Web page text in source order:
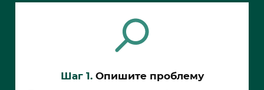
Шаг 1.Опишите проблему